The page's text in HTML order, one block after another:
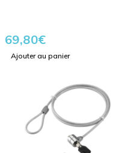
69,80€
Ajouter au panier